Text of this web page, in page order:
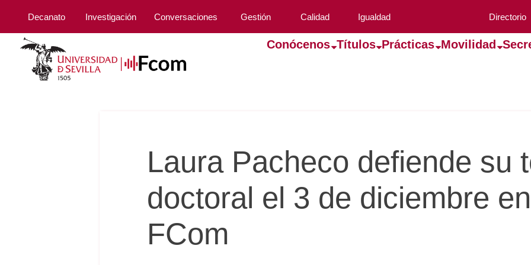
Decanato Investigación Conversaciones Gestión Calidad Igualdad Directorio
Conócenos Títulos Prácticas Movilidad
Laura Pacheco defiende su
doctoral el 3 de diciembre
FCom